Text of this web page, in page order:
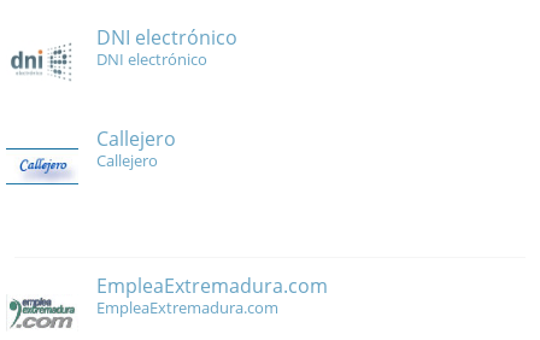
DNI electrónico
DNI electrónico
Callejero
Callejero
EmpleaExtremadura.com
EmpleaExtremadura.com